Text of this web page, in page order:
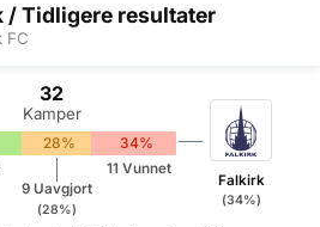
Tidligere resultater
FC
32
Kamper
28% 34%
9 Uavgjort
(28%)
11 Vunnet
Falkirk
(34%)